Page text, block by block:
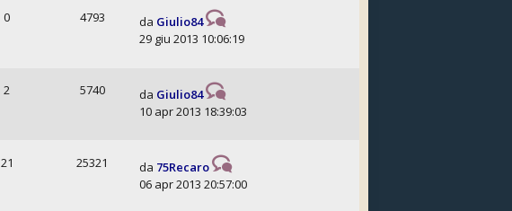
0 4793 da Giulio84
29 giu 2013 10:06:19
2 5740 da Giulio84
10 apr 2013 18:39:03
21 25321 da 75Recaro
06 apr 2013 20:57:00